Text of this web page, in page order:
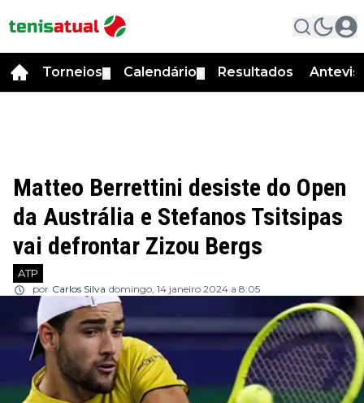
Torneios Calendário Resultados
Matteo Berrettini desiste do Open
da Austrália e Stefanos Tsitsipas
vai defrontar Zizou Bergs
ATP
por Carlos Silva domingo, 14 janeiro 2024 a 8:05